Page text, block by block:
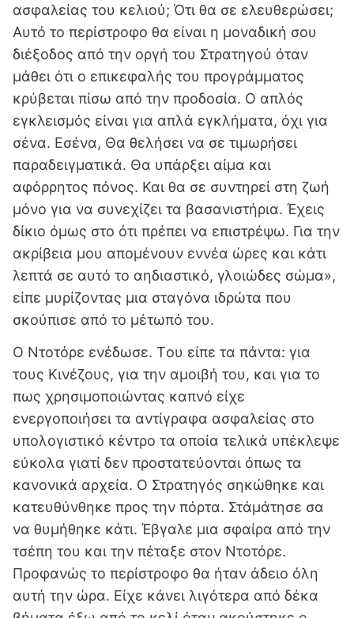
ασφαλείας του κελιού; Ότι θα σε ελευθερώσει;
Αυτό το περίστροφο θα είναι η μοναδική σου
διέξοδος από την οργή του Στρατηγού όταν
μάθει ότι ο επικεφαλής του προγράμματος
κρύβεται πίσω από την προδοσία. Ο απλός
εγκλεισμός είναι για απλά εγκλήματα, όχι για
σένα. Εσένα, Θα θελήσει να σε τιμωρήσει
παραδειγματικά. Θα υπάρξει αίμα και
αφόρρητος πόνος. Και θα σε συντηρεί στη ζωή
μόνο για να συνεχίζει τα βασανιστήρια. Έχεις
δίκιο όμως στο ότι πρέπει να επιστρέψω. Για την
ακρίβεια μου απομένουν εννέα ώρες και κάτι
λεπτά σε αυτό το αηδιαστικό, γλοιώδες σώμα»,
είπε μυρίζοντας μια σταγόνα ιδρώτα που
σκούπισε από το μέτωπό του.
Ο Ντοτόρε ενέδωσε. Tου είπε τα πάντα: για
τους Κινέζους, για την αμοιβή του, και για το
πως χρησιμοποιώντας καπνό είχε
ενεργοποιήσει τα αντίγραφα ασφαλείας στο
υπολογιστικό κέντρο τα οποία τελικά υπέκλεψε
εύκολα γιατί δεν προστατεύονται όπως τα
κανονικά αρχεία. Ο Στρατηγός σηκώθηκε και
κατευθύνθηκε προς την πόρτα. Στάμάτησε σα
να θυμήθηκε κάτι. Έβγαλε μια σφαίρα από την
τσέπη του και την πέταξε στον Ντοτόρε.
Προφανώς το περίστροφο θα ήταν άδειο όλη
αυτή την ώρα. Είχε κάνει λιγότερα από δέκα